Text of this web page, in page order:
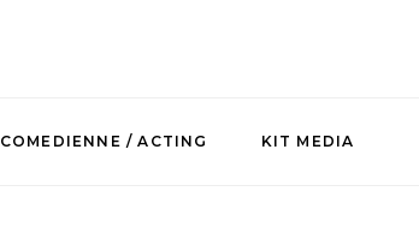
COMEDIENNE / ACTING KIT MEDIA